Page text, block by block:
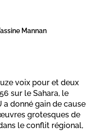
Mannan
voix pour et deux
sur le Sahara, le
a donné gain de cause
grotesques de
le conflit régional,